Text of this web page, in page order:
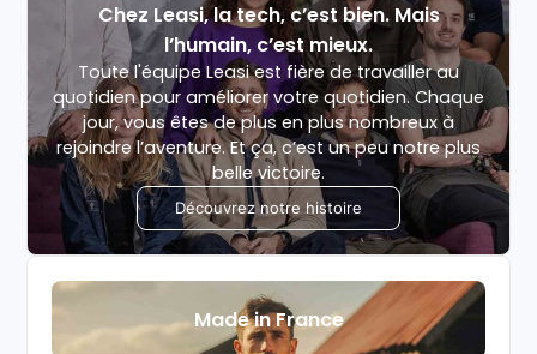
Chez Leasi, la tech, c’est bien. Mais
l’humain, c’est mieux.
Toute l'équipe Leasi est fière de travailler au
quotidien pour améliorer votre quotidien. Chaque
jour, vous êtes de plus en plus nombreux à
rejoindre l’aventure. Et ça, c’est un peu notre plus
belle victoire.
Découvrez notre histoire
Made in France